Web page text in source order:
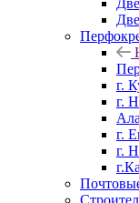
г.
г.
г.
г.